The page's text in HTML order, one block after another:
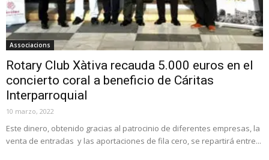
Associacions
Rotary Club Xàtiva recauda 5.000 euros en el
concierto coral a beneficio de Cáritas
Interparroquial
10 marzo, 2022
Este dinero, obtenido gracias al patrocinio de diferentes empresas, la
venta de entradas y las aportaciones de fila cero, se repartirá entre...